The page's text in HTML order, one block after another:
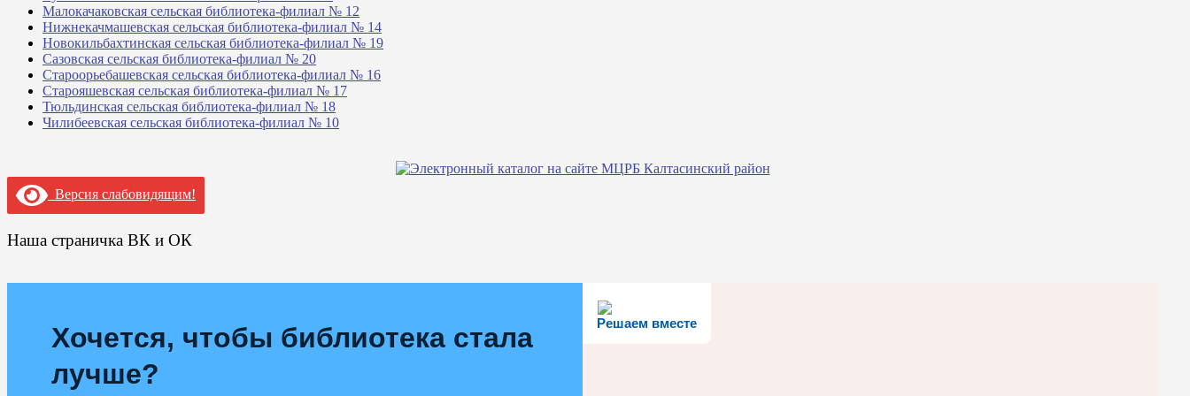
Малокачаковская сельская библиотека-филиал № 12
Нижнекачмашевская сельская библиотека-филиал № 14
Новокильбахтинская сельская библиотека-филиал № 19
Сазовская сельская библиотека-филиал № 20
Староорьебашевская сельская библиотека-филиал № 16
Старояшевская сельская библиотека-филиал № 17
Тюльдинская сельская библиотека-филиал № 18
Чилибеевская сельская библиотека-филиал № 10
Версия слабовидящим!
Наша страничка ВК и ОК
Решаем вместе
Хочется, чтобы библиотека стала
лучше?